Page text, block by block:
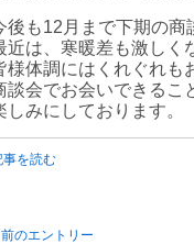
後も12月まで下期の商
近は、寒暖差も激しく
様体調にはくれぐれも
談会でお会いできるこ
しみにしております。
事を読む
のエントリー